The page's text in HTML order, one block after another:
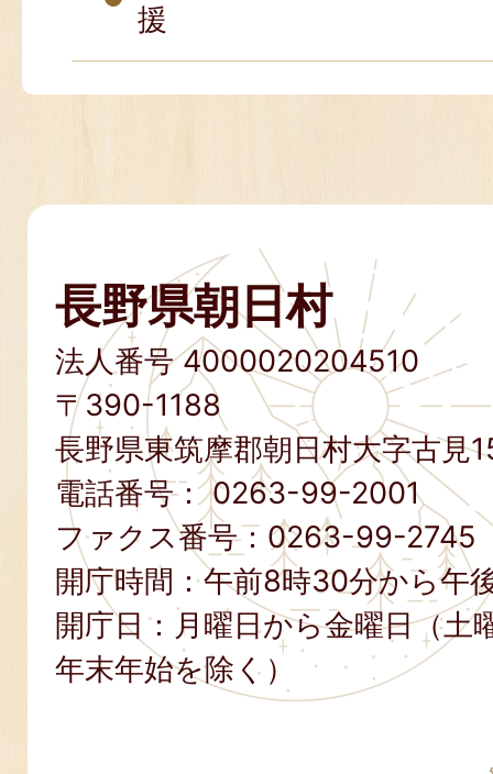
援
長野県朝日村
法人番号 4000020204510
〒390-1188
長野県東筑摩郡朝日村大字古見
電話番号：0263-99-2001
ファクス番号： 0263-99-2745
開庁時間：午前8時30分から午
開庁日：月曜日から金曜日（土
年末年始を除く）